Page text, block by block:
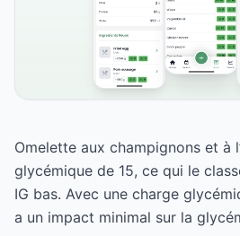
Omelette aux champignons et à
glycémique de 15, ce qui le
IG bas. Avec une charge
a un impact minimal sur la